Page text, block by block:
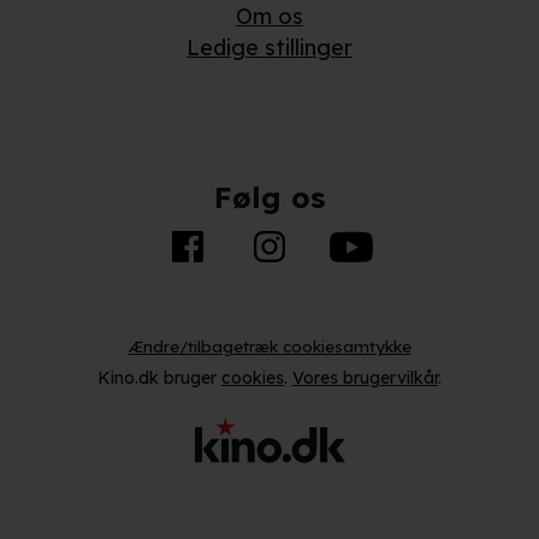
Om os
Ledige stillinger
Følg os
Ændre/tilbagetræk cookiesamtykke
Kino.dk bruger cookies. Vores brugervilkår.